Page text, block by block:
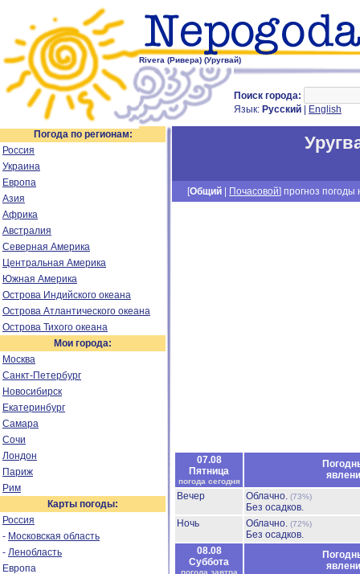
Rivera (Ривера) (Уругвай)
Поиск города:
Язык: Русский English
Погода по регионам:
Россия
Украина
Европа
Азия
Африка
Австралия
Северная Америка
Центральная Америка
Южная Америка
Острова Индийского океана
Острова Атлантического океана
Острова Тихого океана
Мои города:
Москва
Санкт-Петербург
Новосибирск
Екатеринбург
Самара
Сочи
Лондон
Париж
Рим
Карты погоды:
Россия
- Московская область
- Ленобласть
Европа
[Общий Почасовой] прогноз погоды
07.08
Пятница
погода сегодня
Вечер
Облачно. (73%)
Без осадков.
Ночь
Облачно. (72%)
Без осадков.
08.08
Суббота
погода завтра